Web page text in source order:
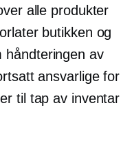
alle produkter
butikken og
håndteringen av
ansvarlige for
til tap av inventar